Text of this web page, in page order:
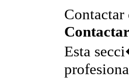
Contactar
Esta